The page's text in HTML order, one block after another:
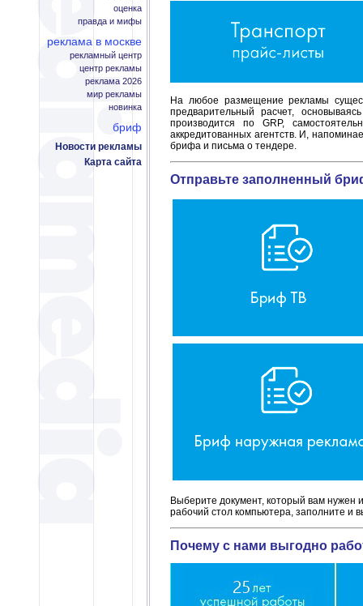
оценка
правда и мифы
реклама в москве
рекламный центр
центр рекламы
реклама 2026
мир рекламы
новинка
бриф
Новости рекламы
Карта сайта
На любое размещение рекламы
предварительный расчет,
производится по GRP,
аккредитованных агентств. И,
брифа и письма о тендере.
Отправьте заполненный
Выберите документ, который вам нужен
рабочий стол компьютера, заполните и
Почему с нами выгодно